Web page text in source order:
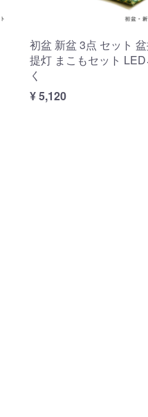
初盆 新盆 3点 セット
提灯 まこもセット
く
¥ 5,120